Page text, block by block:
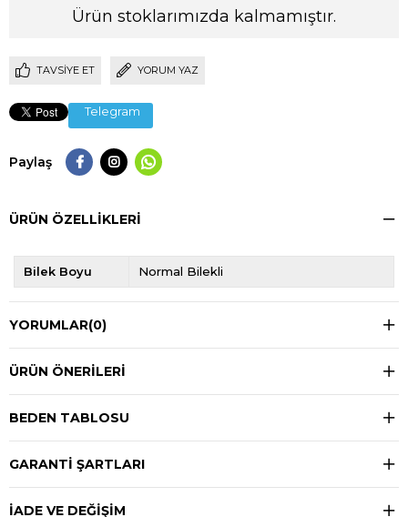
Ürün stoklarımızda kalmamıştır.
TAVSIYE ET YORUM YAZ
Telegram
Paylaş
ÜRÜN ÖZELLIKLERI
Bilek Boyu Normal Bilekli
YORUMLAR(0)
ÜRÜN ÖNERILERI
BEDEN TABLOSU
GARANTİ ŞARTLARI
İADE VE DEĞİŞİM